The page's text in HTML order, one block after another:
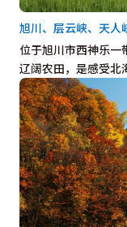
位于旭川市西神乐一
辽阔农田，是感受
旭川、层云峡、天人